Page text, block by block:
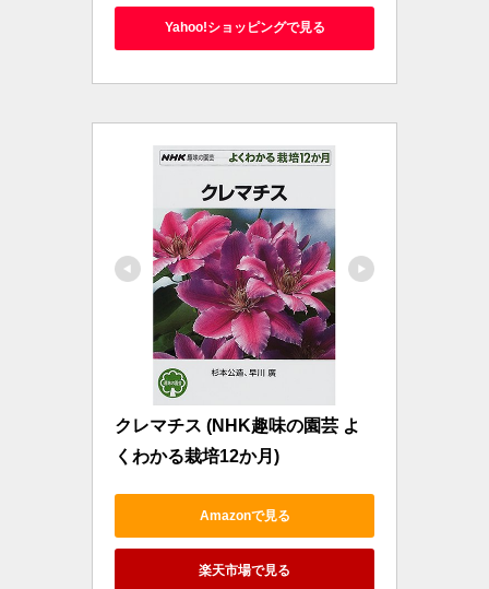
Yahoo!ショッピングで見る
クレマチス (NHK趣味の園芸 よ
くわかる栽培12か月)
Amazonで見る
楽天市場で見る